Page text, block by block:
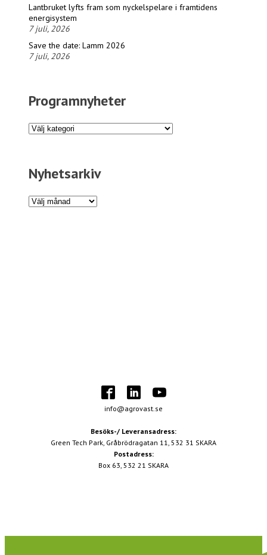
Lantbruket lyfts fram som nyckelspelare i framtidens
energisystem
7 juli, 2026
Save the date: Lamm 2026
7 juli, 2026
Programnyheter
Programnyheter
Nyhetsarkiv
Nyhetsarkiv
info@agrovast.se
Besöks-/ Leveransadress:
Green Tech Park, Gråbrödragatan 11, 532 31 SKARA
Postadress:
Box 63, 532 21 SKARA